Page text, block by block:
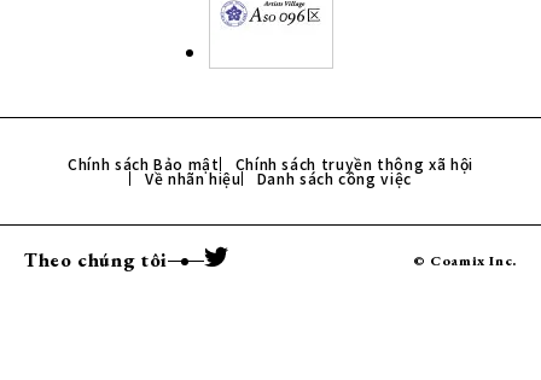
Chính sách Bảo mật Chính sách truyền thông xã hội
Về nhãn hiệu Danh sách công việc
Theo chúng tôi © Coamix Inc.